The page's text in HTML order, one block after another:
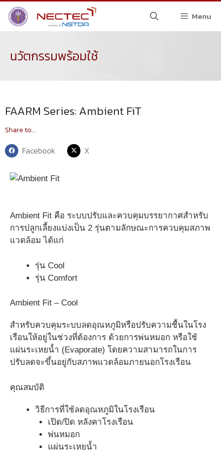
Menu
นวัตกรรมพร้อมใช้
FAARM Series: Ambient FiT
Share to...
Facebook X
Ambient Fit คือ ระบบปรับและควบคุมบรรยากาศสำหรับ
การปลูกเลี้ยงแบ่งเป็น 2 รุ่นตามลักษณะการควบคุมสภาพ
แวดล้อม ได้แก่
รุ่น Cool
รุ่น Comfort
Ambient Fit – Cool
สำหรับควบคุมระบบลดอุณหภูมิหรือปรับความชื้นในโรง
เรือนให้อยู่ในช่วงที่ต้องการ ด้วยการพ่นหมอก หรือใช้
แผ่นระเหยน้ำ (Evaporate) โดยความสามารถในการ
ปรับลดจะขึ้นอยู่กับสภาพแวดล้อมภายนอกโรงเรือน
คุณสมบัติ
วิธีการที่ใช้ลดอุณหภูมิในโรงเรือน
เปิด/ปิด หลังคาโรงเรือน
พ่นหมอก
แผ่นระเหยน้ำ